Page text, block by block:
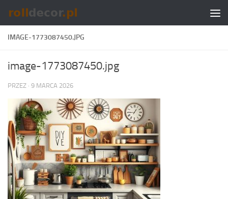
Skip to content
IMAGE-1773087450.JPG
image-1773087450.jpg
PRZEZ · 9 MARCA 2026